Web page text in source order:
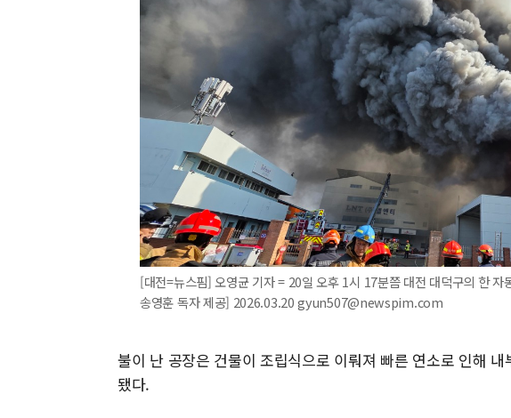
[대전=뉴스핌] 오영균 기자 = 20일 오후 1시 17분쯤 대전 대덕구의 한
송영훈 독자 제공] 2026.03.20 gyun507@newspim.com
불이 난 공장은 건물이 조립식으로 이뤄져 빠른 연소로 인해
됐다.